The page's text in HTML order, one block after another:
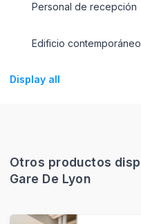
Personal de recepción
Edificio contemporáneo
Display all
Otros productos
Gare De Lyon